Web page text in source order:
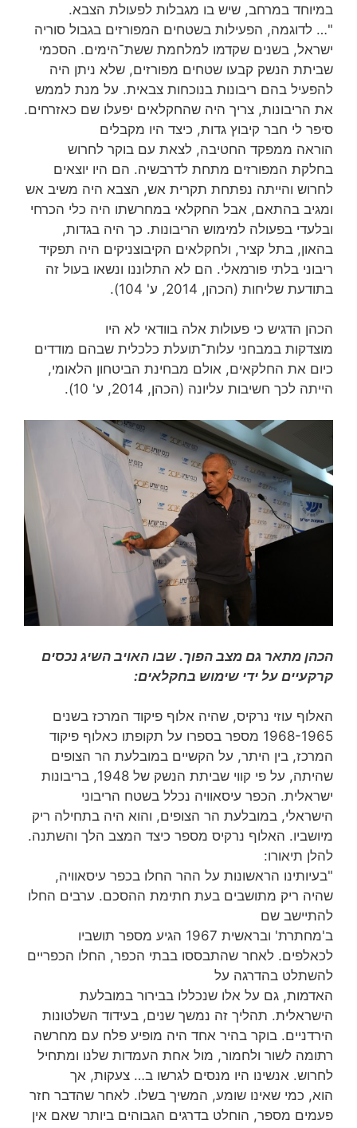
במיוחד במרחב, שיש בו מגבלות לפעולת הצבא.
"… לדוגמה, הפעילות בשטחים המפורזים בגבול סוריה
ישראל, בשנים שקדמו למלחמת ששת־הימים. הסכמי
שביתת הנשק קבעו שטחים מפורזים, שלא ניתן היה
להפעיל בהם ריבונות בנוכחות צבאית. על מנת לממש
את הריבונות, צריך היה שהחקלאים יפעלו שם כאזרחים.
סיפר לי חבר קיבוץ גדות, כיצד היו מקבלים
הוראה ממפקד החטיבה, לצאת עם בוקר לחרוש
בחלקת המפורזים מתחת לדרבשיה. הם היו יוצאים
לחרוש והייתה נפתחת תקרית אש, הצבא היה משיב אש
ומגיב בהתאם, אבל החקלאי במחרשתו היה כלי הכרחי
ובלעדי בפעולה למימוש הריבונות. כך היה בגדות,
בהאון, בתל קציר, ולחקלאים הקיבוצניקים היה תפקיד
ריבוני בלתי פורמאלי. הם לא התלוננו ונשאו בעול זה
בתודעת שליחות (הכהן, 2014, ע' 104).
הכהן הדגיש כי פעולות אלה בוודאי לא היו
מוצדקות במבחני עלות־תועלת כלכלית שבהם מודדים
כיום את החלקאים, אולם מבחינת הביטחון הלאומי,
הייתה לכך חשיבות עליונה (הכהן, 2014, ע' 10).
הכהן מתאר גם מצב הפוך. שבו האויב השיג נכסים
קרקעיים על ידי שימוש בחקלאים:
האלוף עוזי נרקיס, שהיה אלוף פיקוד המרכז בשנים
1968-1965 מספר בספרו על תקופתו כאלוף פיקוד
המרכז, בין היתר, על הקשיים במובלעת הר הצופים
שהיתה, על פי קווי שביתת הנשק של 1948, בריבונות
ישראלית. הכפר עיסאוויה נכלל בשטח הריבוני
הישראלי, במובלעת הר הצופים, והוא היה בתחילה ריק
מיושביו. האלוף נרקיס מספר כיצד המצב הלך והשתנה.
להלן תיאורו:
"בעיותינו הראשונות על ההר החלו בכפר עיסאוויה,
שהיה ריק מתושבים בעת חתימת ההסכם. ערבים החלו
להתיישב שם
ב'מחתרת' ובראשית 1967 הגיע מספר תושביו
לכאלפים. לאחר שהתבססו בבתי הכפר, החלו הכפריים
להשתלט בהדרגה על
האדמות, גם על אלו שנכללו בבירור במובלעת
הישראלית. תהליך זה נמשך שנים, בעידוד השלטונות
הירדניים. בוקר בהיר אחד היה מופיע פלח עם מחרשה
רתומה לשור ולחמור, מול אחת העמדות שלנו ומתחיל
לחרוש. אנשינו היו מנסים לגרשו ב… צעקות, אך
הוא, כמי שאינו שומע, המשיך בשלו. לאחר שהדבר חזר
פעמים מספר, הוחלט בדרגים הגבוהים ביותר שאם אין